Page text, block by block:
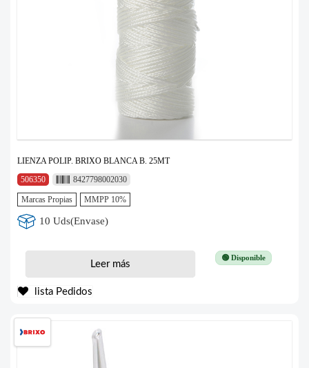
LIENZA POLIP. BRIXO BLANCA B. 25MT
506350
8427798002030
Marcas Propias MMPP 10%
10 Uds(Envase)
🟢 Disponible
Leer más
lista Pedidos